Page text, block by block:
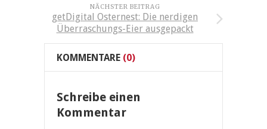
NÄCHSTER BEITRAG
getDigital Osternest: Die nerdigen
Überraschungs-Eier ausgepackt
KOMMENTARE (0)
Schreibe einen
Kommentar